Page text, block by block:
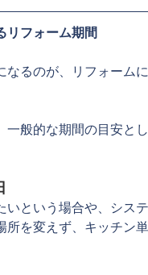
リフォーム期間
るのが、リフォーム
般的な期間の目安と
という場合や、シス
を変えず、キッチン